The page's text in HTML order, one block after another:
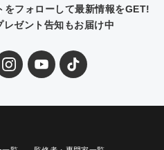
フォローして最新情報をGET!
ゼント告知もお届け中